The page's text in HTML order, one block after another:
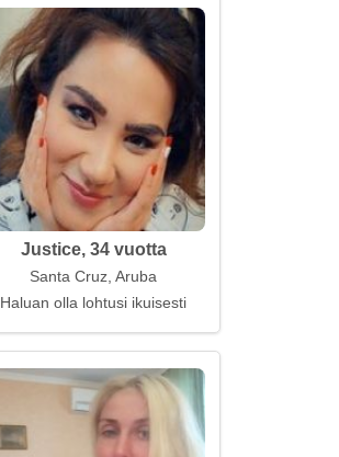
Justice, 34 vuotta
Santa Cruz, Aruba
Haluan olla lohtusi ikuisesti